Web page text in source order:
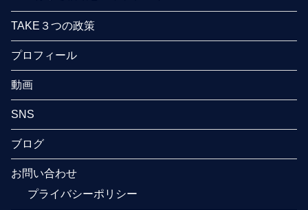
TAKE３つの政策
プロフィール
動画
SNS
ブログ
お問い合わせ
プライバシーポリシー